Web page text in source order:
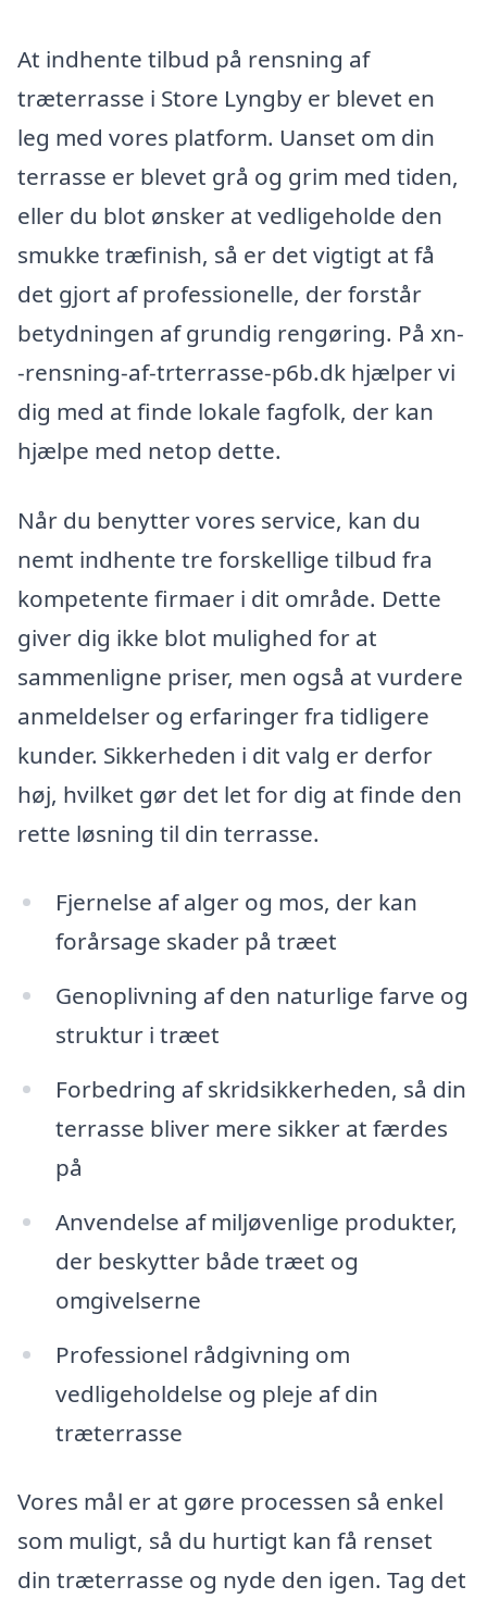
At indhente tilbud på rensning af
træterrasse i Store Lyngby er blevet en
leg med vores platform. Uanset om din
terrasse er blevet grå og grim med tiden,
eller du blot ønsker at vedligeholde den
smukke træfinish, så er det vigtigt at få
det gjort af professionelle, der forstår
betydningen af grundig rengøring. På xn-
-rensning-af-trterrasse-p6b.dk hjælper vi
dig med at finde lokale fagfolk, der kan
hjælpe med netop dette.
Når du benytter vores service, kan du
nemt indhente tre forskellige tilbud fra
kompetente firmaer i dit område. Dette
giver dig ikke blot mulighed for at
sammenligne priser, men også at vurdere
anmeldelser og erfaringer fra tidligere
kunder. Sikkerheden i dit valg er derfor
høj, hvilket gør det let for dig at finde den
rette løsning til din terrasse.
Fjernelse af alger og mos, der kan
forårsage skader på træet
Genoplivning af den naturlige farve og
struktur i træet
Forbedring af skridsikkerheden, så din
terrasse bliver mere sikker at færdes
på
Anvendelse af miljøvenlige produkter,
der beskytter både træet og
omgivelserne
Professionel rådgivning om
vedligeholdelse og pleje af din
træterrasse
Vores mål er at gøre processen så enkel
som muligt, så du hurtigt kan få renset
din træterrasse og nyde den igen. Tag det